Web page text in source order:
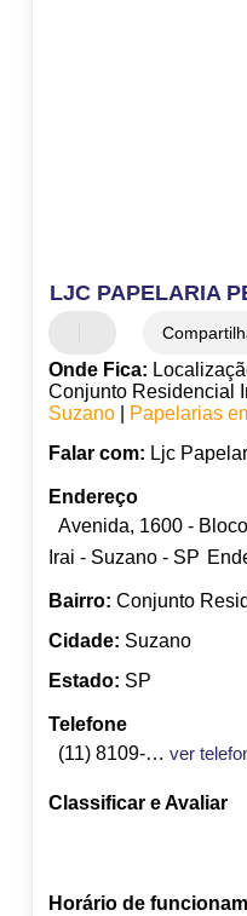
LJC PAPELARIA
Onde Fica:
Conjunto Residencial
Suzano|
Papelarias
Falar com: Ljc
Endereço
Avenida, 1600 -
Irai - Suzano - SP
Bairro: Conjunto
Cidade: Suzano
Estado: SP
Telefone
(11) 8109-2648
ver
Classificar e Avaliar
Horário de